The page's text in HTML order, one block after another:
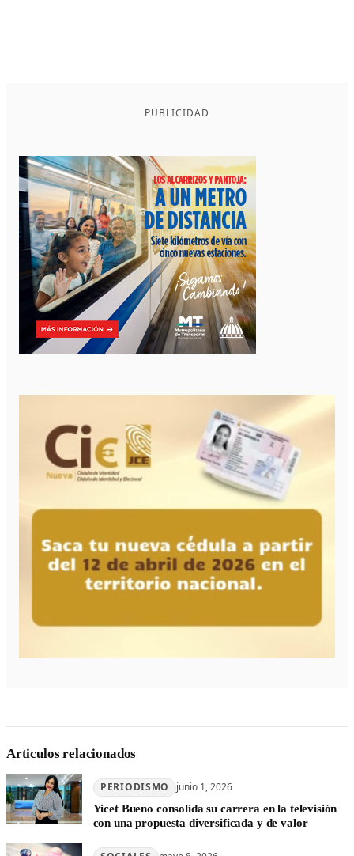
PUBLICIDAD
Articulos relacionados
PERIODISMO junio 1, 2026
Yicet Bueno consolida su carrera en la televisión
con una propuesta diversificada y de valor